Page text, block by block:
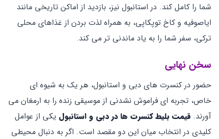
شما را کامل کند. در استانبول نیز، بازدید از اماکن تاریخی مانند
ایاصوفیه و کاخ توپکاپی، به همراه لذت بردن از غذاهای محلی
ترکی، سفر شما را به یاد ماندنی ‌تر می ‌کند.
سخن نهایی
حضور در کنسرت‌ های دبی و استانبول، هر یک به شیوه‌ ای
خاص، تجربه ‌ای فراموش ‌نشدنی از موسیقی زنده را به ارمغان می
‌آورند. قیمت بلیط کنسرت ‌ها در دبی و استانبول یکی از عوامل
کلیدی در انتخاب میان این دو مقصد است. اگر به دنبال محیطی